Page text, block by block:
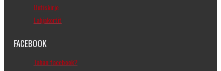
Uutiskirje
Lahjakortit
FACEBOOK
Tähän facebook?